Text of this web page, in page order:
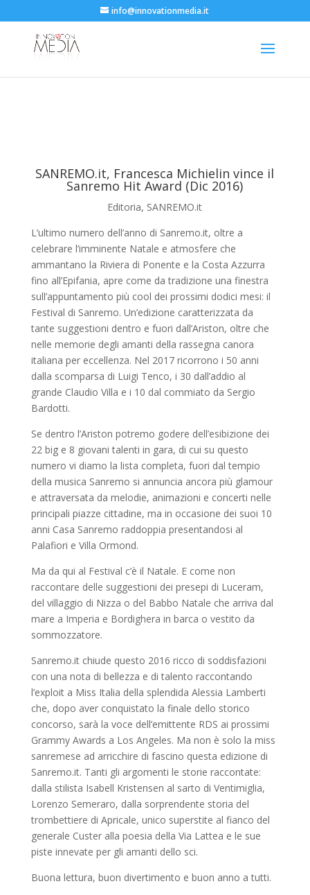
info@innovationmedia.it
SANREMO.it, Francesca Michielin vince il
Sanremo Hit Award (Dic 2016)
Editoria, SANREMO.it
L’ultimo numero dell’anno di Sanremo.it, oltre a
celebrare l’imminente Natale e atmosfere che
ammantano la Riviera di Ponente e la Costa Azzurra
fino all’Epifania, apre come da tradizione una finestra
sull’appuntamento più cool dei prossimi dodici mesi: il
Festival di Sanremo. Un’edizione caratterizzata da
tante suggestioni dentro e fuori dall’Ariston, oltre che
nelle memorie degli amanti della rassegna canora
italiana per eccellenza. Nel 2017 ricorrono i 50 anni
dalla scomparsa di Luigi Tenco, i 30 dall’addio al
grande Claudio Villa e i 10 dal commiato da Sergio
Bardotti.
Se dentro l’Ariston potremo godere dell’esibizione dei
22 big e 8 giovani talenti in gara, di cui su questo
numero vi diamo la lista completa, fuori dal tempio
della musica Sanremo si annuncia ancora più glamour
e attraversata da melodie, animazioni e concerti nelle
principali piazze cittadine, ma in occasione dei suoi 10
anni Casa Sanremo raddoppia presentandosi al
Palafiori e Villa Ormond.
Ma da qui al Festival c’è il Natale. E come non
raccontare delle suggestioni dei presepi di Luceram,
del villaggio di Nizza o del Babbo Natale che arriva dal
mare a Imperia e Bordighera in barca o vestito da
sommozzatore.
Sanremo.it chiude questo 2016 ricco di soddisfazioni
con una nota di bellezza e di talento raccontando
l’exploit a Miss Italia della splendida Alessia Lamberti
che, dopo aver conquistato la finale dello storico
concorso, sarà la voce dell’emittente RDS ai prossimi
Grammy Awards a Los Angeles. Ma non è solo la miss
sanremese ad arricchire di fascino questa edizione di
Sanremo.it. Tanti gli argomenti le storie raccontate:
dalla stilista Isabell Kristensen al sarto di Ventimiglia,
Lorenzo Semeraro, dalla sorprendente storia del
trombettiere di Apricale, unico superstite al fianco del
generale Custer alla poesia della Via Lattea e le sue
piste innevate per gli amanti dello sci.
Buona lettura, buon divertimento e buon anno a tutti.